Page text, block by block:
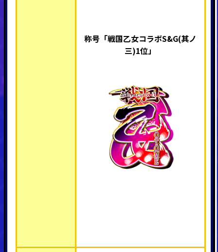
称号「戦国乙女コラボS&G(其ノ
三)1位」